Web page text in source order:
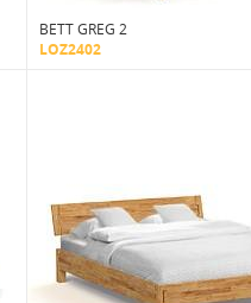
BETT GREG 2
LOZ2402